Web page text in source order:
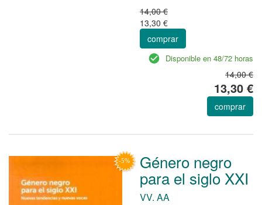
14,00 €
13,30 €
comprar
Disponible en 48/72 horas
14,00 €
13,30 €
comprar
Género negro
para el siglo XXI
VV. AA